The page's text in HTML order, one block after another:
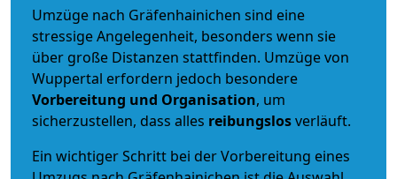
Umzüge nach Gräfenhainichen sind eine
stressige Angelegenheit, besonders wenn sie
über große Distanzen stattfinden. Umzüge von
Wuppertal erfordern jedoch besondere
Vorbereitung und Organisation, um
sicherzustellen, dass alles reibungslosverläuft.
Ein wichtiger Schritt bei der Vorbereitung eines